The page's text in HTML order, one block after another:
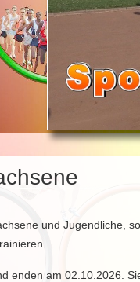
und Jugendliche,
enden am 02.10.2026.